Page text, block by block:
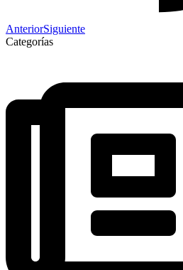
AnteriorSiguiente
Categorías